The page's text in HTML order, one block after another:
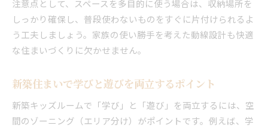
注意点として、スペースを多目的に使う場合は、収納場所を
しっかり確保し、普段使わないものをすぐに片付けられるよ
う工夫しましょう。家族の使い勝手を考えた動線設計も快適
な住まいづくりに欠かせません。
新築住まいで学びと遊びを両立するポイント
新築キッズルームで「学び」と「遊び」を両立するには、空
間のゾーニング（エリア分け）がポイントです。例えば、学